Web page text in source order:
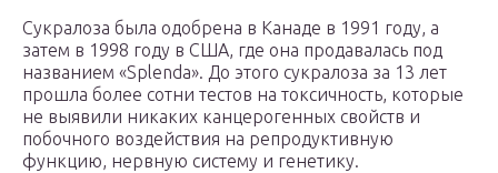
Сукралоза была одобрена в Канаде в 1991 году, а
затем в 1998 году в США, где она продавалась под
названием «Splenda». До этого сукралоза за 13 лет
прошла более сотни тестов на токсичность, которые
не выявили никаких канцерогенных свойств и
побочного воздействия на репродуктивную
функцию, нервную систему и генетику.